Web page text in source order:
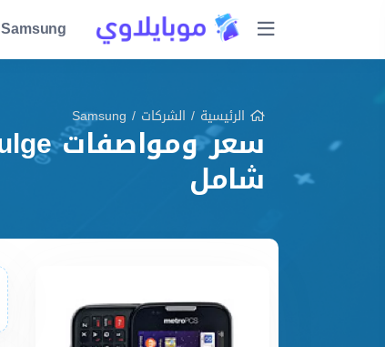
Samsung
الرئيسية / الشركات /
Samsung
شامل